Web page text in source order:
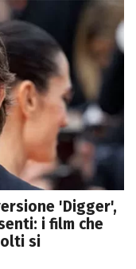
'Digger',
i film che
si